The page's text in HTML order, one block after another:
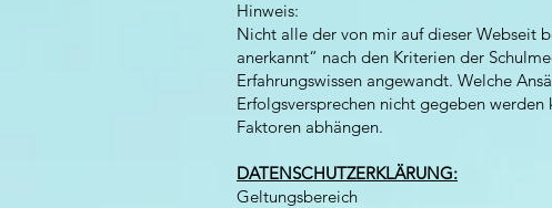
Hinweis:
Nicht alle der von mir auf dieser Webseit
anerkannt“ nach den Kriterien der
Erfahrungswissen angewandt. Welche
Erfolgsversprechen nicht gegeben
Faktoren abhängen.
DATENSCHUTZERKLÄRUNG:
Geltungsbereich